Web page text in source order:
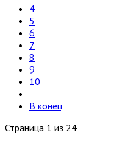
4
5
6
7
8
9
10
В конец
Страница 1 из 24